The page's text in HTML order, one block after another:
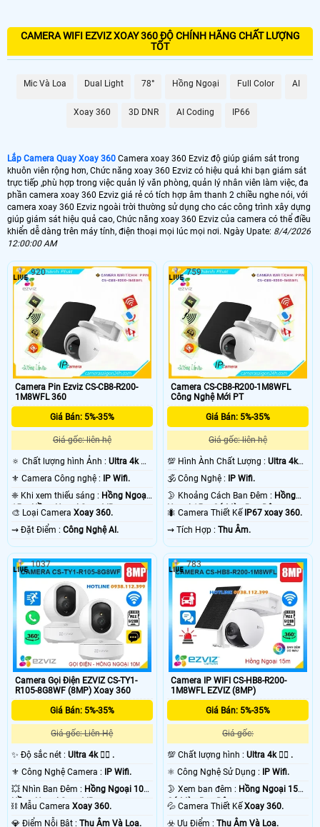
🔄 Lắp Camera Xoay 360 Ezviz Giá Rẻ
1.300.000 VNĐ Camera 360 Ezviz Kbone
📶 Lắp Camera 360 Ezviz Ngoài Trời
1.600.000 VNĐ Camera 360 Ezviz Ezviz
5.800,000 VNĐ Camera Xoay 360 Ezviz Zoom
🔭 Lắp Camera Xoay 360 Ezviz Công Trình
13.000.000 VNĐ Camera xoay zoom kbvision
sát trên điện thoại hoặc máy tính với dòng camera xoay 360 Ezviz có thông
số điều chỉnh xoay chính xác là : xoay ngan qua về đạt 355° còn xoay đứng
lên xuông đạt 80°. với khả năng điều chỉnh động đa chiều trên điện thoại
và máy tính giúp camera có thể giám sát nữa bán cầu xung quanh khu vực
lắp camera xoay 360.
👁️ Camera xoay 360 Ezviz có thể phân thành 2 dòng là, camera xoay 360tích
hợp wifi và dòng camera xoay 360 Ezviz tích hợp zoom quan hay còn gọi là
camera speedom. Thông thường với gia đình văn phòng cửa hàng vừa và nhỏ
chỉ sử dụng camera xoay 360 Ezviz tích hợp wifi và có tích hợp micro và loa
phát âm thanh ngay trên camera. Đa phân camera xoay 360 Ezviz độ được sử
dụng cho những công trình số lượng ít camera. 💡
CAMERA WIFI EZVIZ XOAY 360 ĐỘ CHÍNH HÃNG CHẤT LƯỢNG
TỐT
Mic Và Loa Dual Light 78° Hồng Ngoại Full Color AI
Xoay 360 3D DNR AI Coding IP66
Lắp Camera Quay Xoay 360 Camera xoay 360 Ezviz độ giúp giám sát trong
khuôn viên rộng hơn, Chức năng xoay 360 Ezviz có hiệu quả khi bạn giám sát
trực tiếp ,phù hợp trong việc quản lý văn phòng, quản lý nhân viên làm việc, đa
phần camera xoay 360 Ezviz giá rẻ có tích hợp âm thanh 2 chiều nghe nói, với
camera xoay 360 Ezviz ngoài trời thường sử dụng cho các công trình xây dựng
giúp giám sát hiệu quả cao, Chức năng xoay 360 Ezviz của camera có thể điều
khiển dễ dàng trên máy tính, điện thoại mọi lúc mọi nơi. Ngày Upate: 8/4/2026
12:00:00 AM
Camera Pin Ezviz CS-CB8-R200-
1M8WFL 360
Giá Bán: 5%-35%
Giá gốc: liên hệ
🔅 Chất lượng hình Ảnh : Ultra 4k 👍🏾
⚜️ Camera Công nghệ :
IP Wifi.
❈ Khi xem thiếu sáng : Hồng Ngoại
15m Hồng Ngoại Smart IR.
🎨 Loại Camera Xoay 360.
️⇝ Đặt Điểm : Công Nghệ AI.
920
Camera CS-CB8-R200-1M8WFL
Công Nghệ Mới PT
Giá Bán: 5%-35%
Giá gốc: liên hệ
💯 Hình Ành Chất Lượng :Ultra 4k
👍🏾 .
🕉️ Công Nghệ :
IP Wifi.
🌛 Khoảng Cách Ban Đêm : Hồng
Ngoại 15m Có Màu Ban Ðêm.
🐜 Camera Thiết Kế IP67 xoay 360.
️⇝ Tích Hợp :Thu Âm.
759
Camera Gọi Điện EZVIZ CS-TY1-
R105-8G8WF (8MP) Xoay 360
Giá Bán: 5%-35%
Giá gốc: Liên Hệ
✨ Độ sắc nét : Ultra 4k 👍🏾 .
⚜️ Công Nghệ Camera : IP Wifi.
💥 Nhìn Ban Đêm : Hồng Ngoại 10m
Hồng Ngoại Smart IR.
⛓ Mẫu Camera Xoay 360.
️💎 Điểm Nỗi Bật : Thu Âm Và Loa.
1037
Camera IP WIFI CS-HB8-R200-
1M8WFL EZVIZ (8MP)
Giá Bán: 5%-35%
Giá gốc:
💯 Chất lượng hình :Ultra 4k 👍🏾 .
⚛️ Công Nghệ Sử Dụng : IP Wifi.
🌛 Xem ban đêm : Hồng Ngoại 15m
Có Màu Ban Ðêm.
💦 Camera Thiết KếXoay 360.
️☣️ Ưu Điểm :Thu Âm Và Loa.
783